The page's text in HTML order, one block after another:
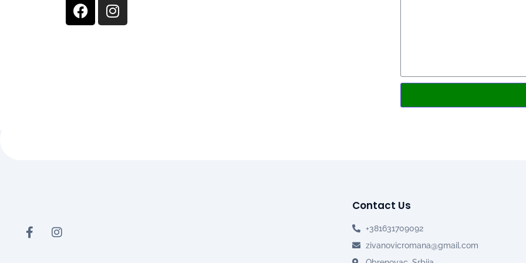
Contact Us
+381631709092
zivanovicromana@gmail.com